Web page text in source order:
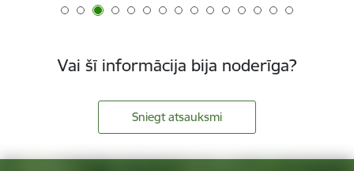
Vai šī informācija bija noderīga?
Sniegt atsauksmi